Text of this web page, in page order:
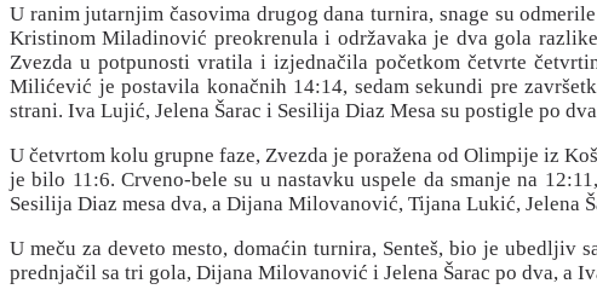
U ranim jutarnjim časovima drugog dana turnira, snage su
Kristinom Miladinović preokrenula i održavaka je dva gola
Zvezda u potpunosti vratila i izjednačila početkom četvrte
Milićević je postavila konačnih 14:14, sedam sekundi pre
strani. Iva Lujić, Jelena Šarac i Sesilija Diaz Mesa su postigle po
U četvrtom kolu grupne faze, Zvezda je poražena od Olimpije iz
je bilo 11:6. Crveno-bele su u nastavku uspele da smanje na
Sesilija Diaz mesa dva, a Dijana Milovanović, Tijana Lukić, Jelena
U meču za deveto mesto, domaćin turnira, Senteš, bio je
prednjačil sa tri gola, Dijana Milovanović i Jelena Šarac po dva, a